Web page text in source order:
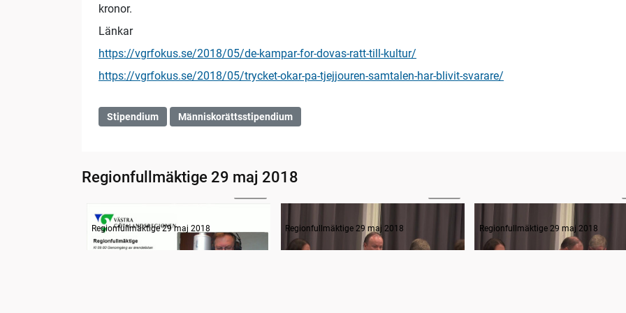
kronor.
Länkar
https://vgrfokus.se/2018/05/de-kampar-for-dovas-ratt-till-kultur/
https://vgrfokus.se/2018/05/trycket-okar-pa-tjejjouren-samtalen-har-blivit-svarare/
Stipendium Människorättsstipendium
Regionfullmäktige 29 maj 2018
Information
Regionfullmäktige 29 maj 2018
Inledande formalia
Regionfullmäktige 29 maj 2018 Regionfullmäktige 29 maj 2018